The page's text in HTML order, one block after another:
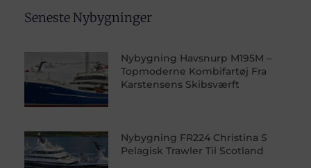
Seneste Nybygninger
Nybygning Havsnurp M195M –
Topmoderne Kombifartøj Fra
Karstensens Skibsværft
Nybygning FR224 Christina S
Pelagisk Trawler Til Scotland